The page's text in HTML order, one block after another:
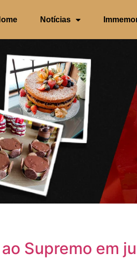
Notícias
Supremo em